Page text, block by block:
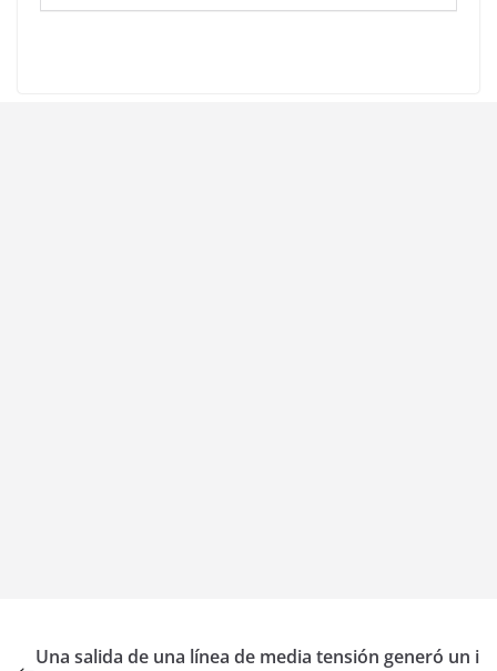
Una salida de una línea de media tensión generó un i